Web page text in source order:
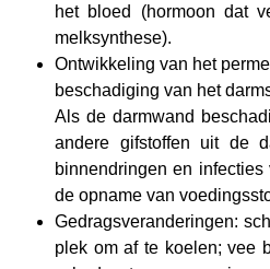
het bloed (hormoon dat
melksynthese).
Ontwikkeling van het
beschadiging van het
Als de darmwand
andere gifstoffen uit de
binnendringen en
de opname van
Gedragsveranderingen:
plek om af te koelen; vee